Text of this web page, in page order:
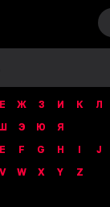
Е Ж З И К Л
Э Ю
Я
E F G H I J
V W X Y Z